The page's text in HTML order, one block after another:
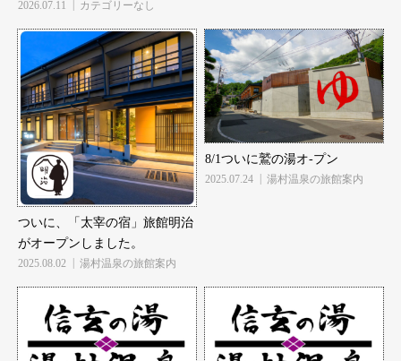
2026.07.11 カテゴリーなし
ついに、「太宰の宿」旅館明治
がオープンしました。
2025.08.02 湯村温泉の旅館案内
8/1ついに鷲の湯オ-プン
2025.07.24 湯村温泉の旅館案内